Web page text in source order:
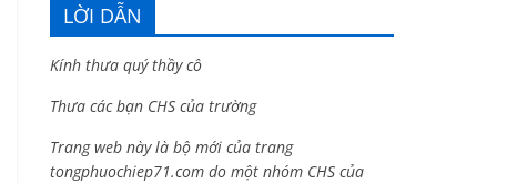
LỜI DẪN
Kính thưa quý thầy cô
Thưa các bạn CHS của trường
Trang web này là bộ mới của trang
tongphuochiep71.com do một nhóm CHS của